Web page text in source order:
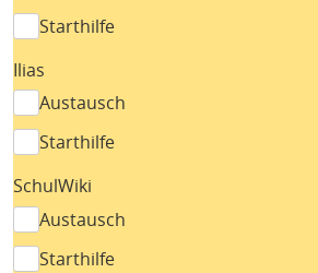
Starthilfe
Ilias
Austausch
Starthilfe
SchulWiki
Austausch
Starthilfe